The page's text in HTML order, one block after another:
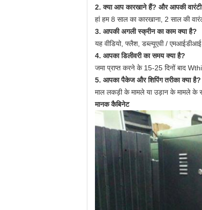
2. क्या आप कारखाने हैं? और आपकी
हां हम 8 साल का कारखाना, 2 साल की
3. आपकी अगली स्क्रीन का काम क्या है?
यह वीडियो, फ्लैश, डब्ल्यूएवी /
4. आपका डिलीवरी का समय क्या है?
जमा प्राप्त करने के 15-25 दिनों बाद
5. आपका पैकेज और शिपिंग तरीका क्या है?
माल लकड़ी के मामले या उड़ान के मामले के
मानक कैबिनेट